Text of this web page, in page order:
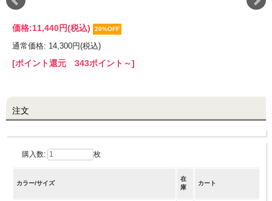
brand site
価格:11,440円(税込) 20%OFF
通常価格: 14,300円(税込)
[ポイント還元 343ポイント～]
注文
購入数: 枚
カラー/サイズ
在
庫
カート